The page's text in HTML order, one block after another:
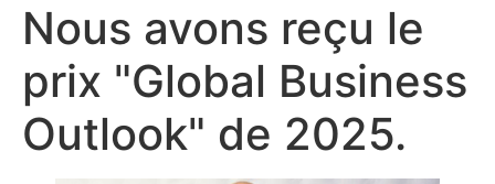
Nous avons reçu le
prix "Global Business
Outlook" de 2025.